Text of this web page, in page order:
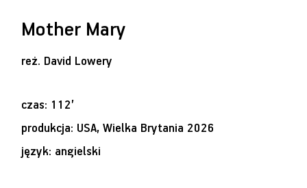
Mother Mary
reż. David Lowery
czas: 112’
produkcja: USA, Wielka Brytania 2026
język: angielski